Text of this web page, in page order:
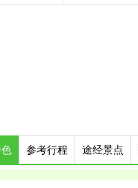
参考行程 途经景点